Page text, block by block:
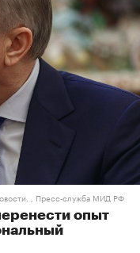
, Пресс-служба МИД РФ
опыт